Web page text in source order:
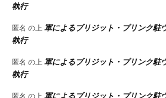
執行
匿名 の上 軍によるブリジット・ブリンク駐
執行
匿名 の上 軍によるブリジット・ブリンク駐
執行
軍によるブリジット・ブリンク駐